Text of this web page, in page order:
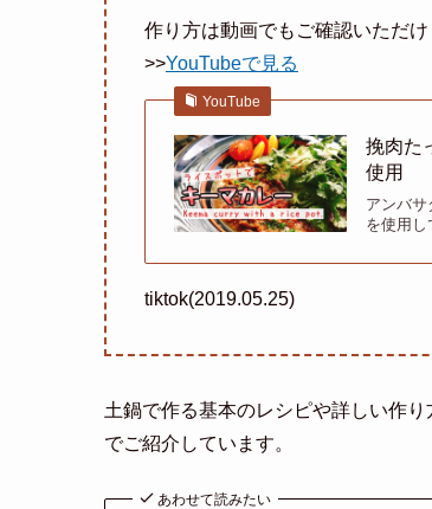
作り方は動画でもご確認いただ
>>YouTubeで見る
YouTube
挽肉た
使用
アンバサ
を使用し
tiktok(2019.05.25)
土鍋で作る基本のレシピや詳しい作り
でご紹介しています。
あわせて読みたい